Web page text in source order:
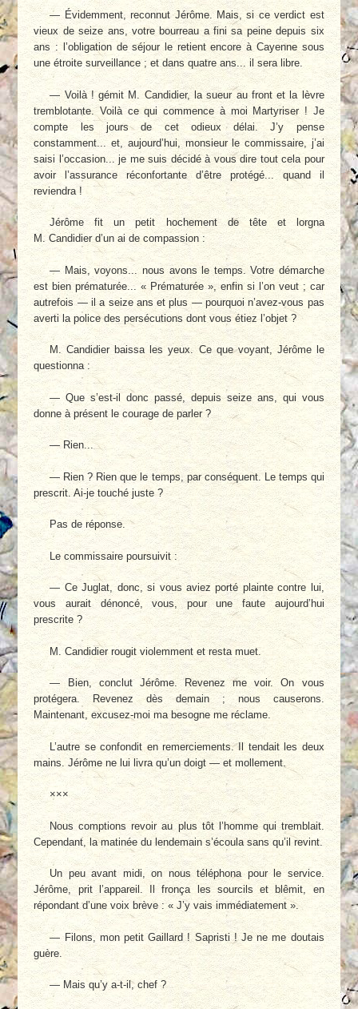
— Évidemment, reconnut Jérôme. Mais, si ce verdict est
vieux de seize ans, votre bourreau a fini sa peine depuis six
ans : l’obligation de séjour le retient encore à Cayenne sous
une étroite surveillance ; et dans quatre ans... il sera libre.
— Voilà ! gémit M. Candidier, la sueur au front et la lèvre
tremblotante. Voilà ce qui commence à moi Martyriser ! Je
compte les jours de cet odieux délai. J’y pense
constamment... et, aujourd’hui, monsieur le commissaire, j’ai
saisi l’occasion... je me suis décidé à vous dire tout cela pour
avoir l’assurance réconfortante d’être protégé... quand il
reviendra !
Jérôme fit un petit hochement de tête et lorgna
M. Candidier d’un ai de compassion :
— Mais, voyons... nous avons le temps. Votre démarche
est bien prématurée... « Prématurée », enfin si l’on veut ; car
autrefois — il a seize ans et plus — pourquoi n’avez-vous pas
averti la police des persécutions dont vous étiez l’objet ?
M. Candidier baissa les yeux. Ce que voyant, Jérôme le
questionna :
— Que s’est-il donc passé, depuis seize ans, qui vous
donne à présent le courage de parler ?
— Rien...
— Rien ? Rien que le temps, par conséquent. Le temps qui
prescrit. Ai-je touché juste ?
Pas de réponse.
Le commissaire poursuivit :
— Ce Juglat, donc, si vous aviez porté plainte contre lui,
vous aurait dénoncé, vous, pour une faute aujourd’hui
prescrite ?
M. Candidier rougit violemment et resta muet.
— Bien, conclut Jérôme. Revenez me voir. On vous
protégera. Revenez dès demain ; nous causerons.
Maintenant, excusez-moi ma besogne me réclame.
L’autre se confondit en remerciements. Il tendait les deux
mains. Jérôme ne lui livra qu’un doigt — et mollement.
×××
Nous comptions revoir au plus tôt l’homme qui tremblait.
Cependant, la matinée du lendemain s’écoula sans qu’il revint.
Un peu avant midi, on nous téléphona pour le service.
Jérôme, prit l’appareil. Il fronça les sourcils et blêmit, en
répondant d’une voix brève : « J’y vais immédiatement ».
— Filons, mon petit Gaillard ! Sapristi ! Je ne me doutais
guère.
— Mais qu’y a-t-il, chef ?